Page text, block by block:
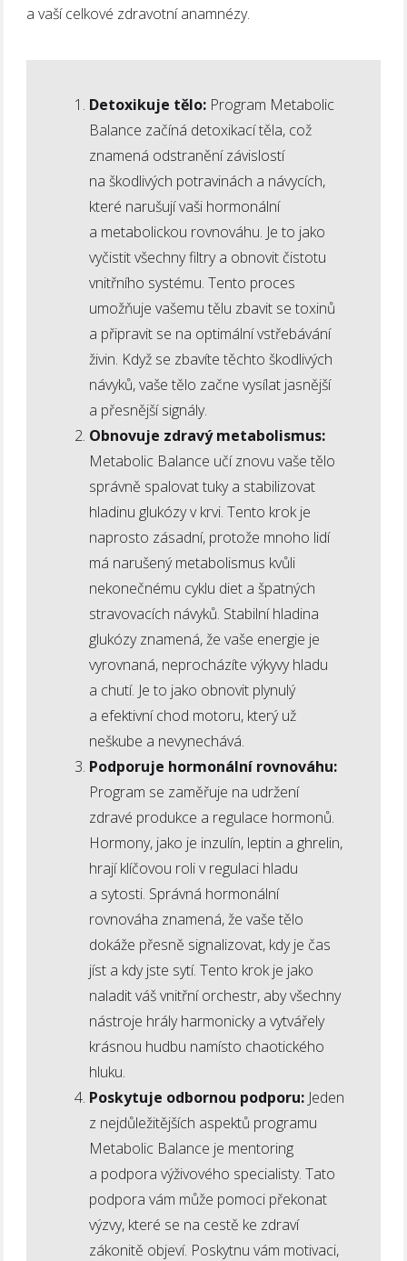
a vaší celkové zdravotní anamnézy.
Detoxikuje tělo:Program Metabolic
Balance začíná detoxikací těla, což
znamená odstranění závislostí
na škodlivých potravinách a návycích,
které narušují vaši hormonální
a metabolickou rovnováhu. Je to jako
vyčistit všechny filtry a obnovit čistotu
vnitřního systému. Tento proces
umožňuje vašemu tělu zbavit se toxinů
a připravit se na optimální vstřebávání
živin. Když se zbavíte těchto škodlivých
návyků, vaše tělo začne vysílat jasnější
a přesnější signály.
Obnovuje zdravý metabolismus:
Metabolic Balance učí znovu vaše tělo
správně spalovat tuky a stabilizovat
hladinu glukózy v krvi. Tento krok je
naprosto zásadní, protože mnoho lidí
má narušený metabolismus kvůli
nekonečnému cyklu diet a špatných
stravovacích návyků. Stabilní hladina
glukózy znamená, že vaše energie je
vyrovnaná, neprocházíte výkyvy hladu
a chutí. Je to jako obnovit plynulý
a efektivní chod motoru, který už
neškube a nevynechává.
Podporuje hormonální rovnováhu:
Program se zaměřuje na udržení
zdravé produkce a regulace hormonů.
Hormony, jako je inzulín, leptin a ghrelin,
hrají klíčovou roli v regulaci hladu
a sytosti. Správná hormonální
rovnováha znamená, že vaše tělo
dokáže přesně signalizovat, kdy je čas
jíst a kdy jste sytí. Tento krok je jako
naladit váš vnitřní orchestr, aby všechny
nástroje hrály harmonicky a vytvářely
krásnou hudbu namísto chaotického
hluku.
Poskytuje odbornou podporu:Jeden
z nejdůležitějších aspektů programu
Metabolic Balance je mentoring
a podpora výživového specialisty. Tato
podpora vám může pomoci překonat
výzvy, které se na cestě ke zdraví
zákonitě objeví. Poskytnu vám motivaci,